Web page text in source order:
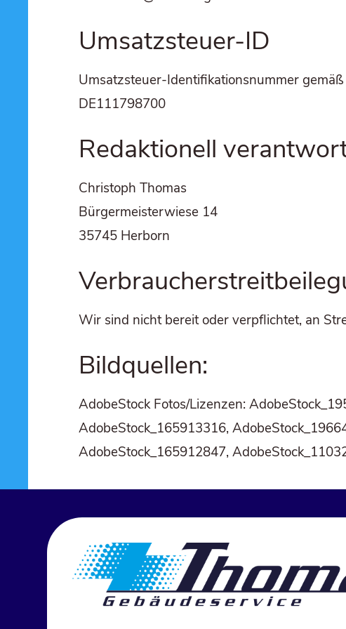
Umsatz­steu­er-ID
Umsatz­steu­er-Iden­ti­fi­ka­ti­ons­num­mer
DE111798700
Redak­tio­nell
Chris­toph Tho­mas
Bür­ger­meis­ter­wie­se 14
35745 Her­born
Wir sind nicht bereit oder ver­pflich­tet, an
Bild­quel­len:
Ado­be­Stock Fotos/Lizenzen:
AdobeStock_165913316,
AdobeStock_165912847,